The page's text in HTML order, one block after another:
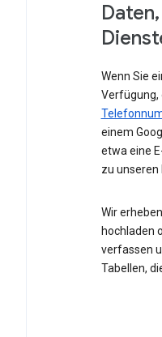
Wenn Sie
Verfügung,
einem
etwa eine
zu unseren
Wir
hochladen
verfassen
Tabellen,